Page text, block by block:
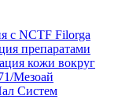
с NCTF Filorga
препаратами
кожи вокруг
Мезоай
Систем